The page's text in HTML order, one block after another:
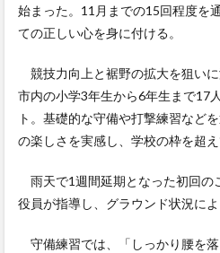
始まった。11月までの15回程度を
ての正しい心を身に付ける。
競技力向上と裾野の拡大を狙い
市内の小学3年生から6年生まで17
ト。基礎的な守備や打撃練習など
の楽しさを実感し、学校の枠を超え
雨天で1週間延期となった初回の
役員が指導し、グラウンド状況に
守備練習では、「しっかり腰を